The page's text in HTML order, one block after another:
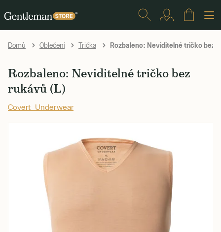
Domů Oblečení Trička Rozbaleno: Neviditelné tričko bez
Rozbaleno: Neviditelné tričko bez
rukávů (L)
Covert Underwear